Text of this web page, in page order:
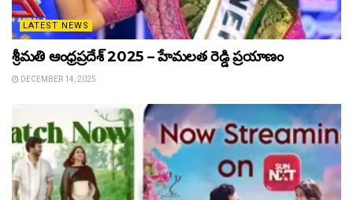
LATEST NEWS
శ్రీమతి ఆంధ్రప్రదేశ్ 2025 – హేమలత రెడ్డి ప్రయాణం
DECEMBER 14, 2025